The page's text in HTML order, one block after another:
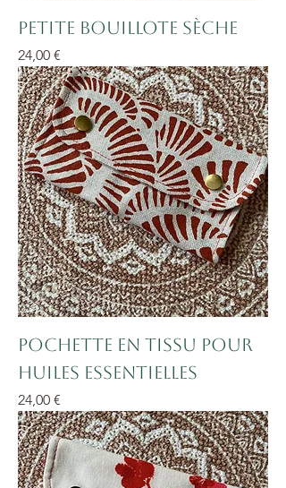
Petite bouillote sèche
Prix
24,00 €
Pochette en tissu pour
huiles essentielles
Prix
24,00 €